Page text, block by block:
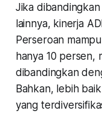
Jika
lainnya, kinerja
Perseroan
hanya 10 persen,
dibandingkan
Bahkan, lebih
yang